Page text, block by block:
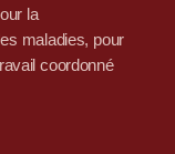
la
maladies, pour
coordonné